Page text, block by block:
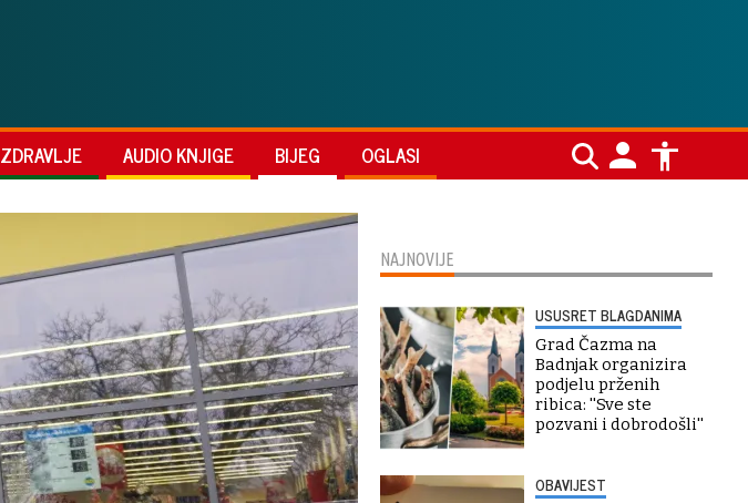
ZDRAVLJE AUDIO KNJIGE BIJEG OGLASI
NAJNOVIJE
USUSRET BLAGDANIMA
Grad Čazma na
Badnjak organizira
podjelu prženih
ribica: ''Sve ste
pozvani i dobrodošli''
OBAVIJEST